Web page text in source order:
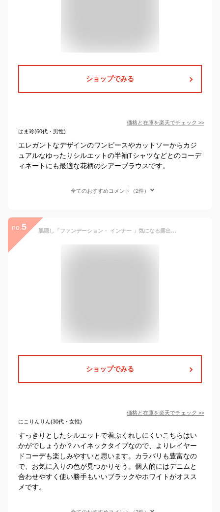
ショップでみる
価格と在庫を楽天でチェック >>
はま玲(60代・男性)
エレガントなデザインのワンピースやカットソーからカジ
ュアルなゆったりシルエットの半袖Tシャツなどとのコーデ
ィネートにも最適な花柄のシアーブラウスです。
全てのおすすめコメント（2件）
no. 5 肌隠し「ファンデーション・ インナー 」気になる露出をカバー トップス レディース レース レーストップス レイヤードトップス ブラウス ハイネック レースインナー 長袖 透け 重ね着 きれいめ 花柄 黒 白 秋 夏 HUG.U
ショップでみる
価格と在庫を楽天でチェック >>
にこりんりん(30代・女性)
すっきりとしたシルエットで着ぶくれしにくいこちらはい
かがでしょうか？ハイネックタイプなので、よりレイヤー
ドコーデも楽しみやすいと思います。カラバリも豊富なの
で、お気に入りの色が見つかりそう。個人的にはデニムと
合わせやすく使い勝手もいいブラックやホワイトがオスス
メです。